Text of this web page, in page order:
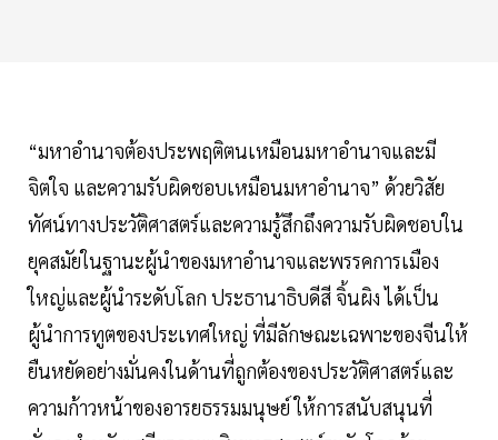
“มหาอำนาจต้องประพฤติตนเหมือนมหาอำนาจและมี
จิตใจ และความรับผิดชอบเหมือนมหาอำนาจ” ด้วยวิสัย
ทัศน์ทางประวัติศาสตร์และความรู้สึกถึงความรับผิดชอบใน
ยุคสมัยในฐานะผู้นำของมหาอำนาจและพรรคการเมือง
ใหญ่และผู้นำระดับโลก ประธานาธิบดีสี จิ้นผิง ได้เป็น
ผู้นำการทูตของประเทศใหญ่ ที่มีลักษณะเฉพาะของจีนให้
ยืนหยัดอย่างมั่นคงในด้านที่ถูกต้องของประวัติศาสตร์และ
ความก้าวหน้าของอารยธรรมมนุษย์ ให้การสนับสนุนที่